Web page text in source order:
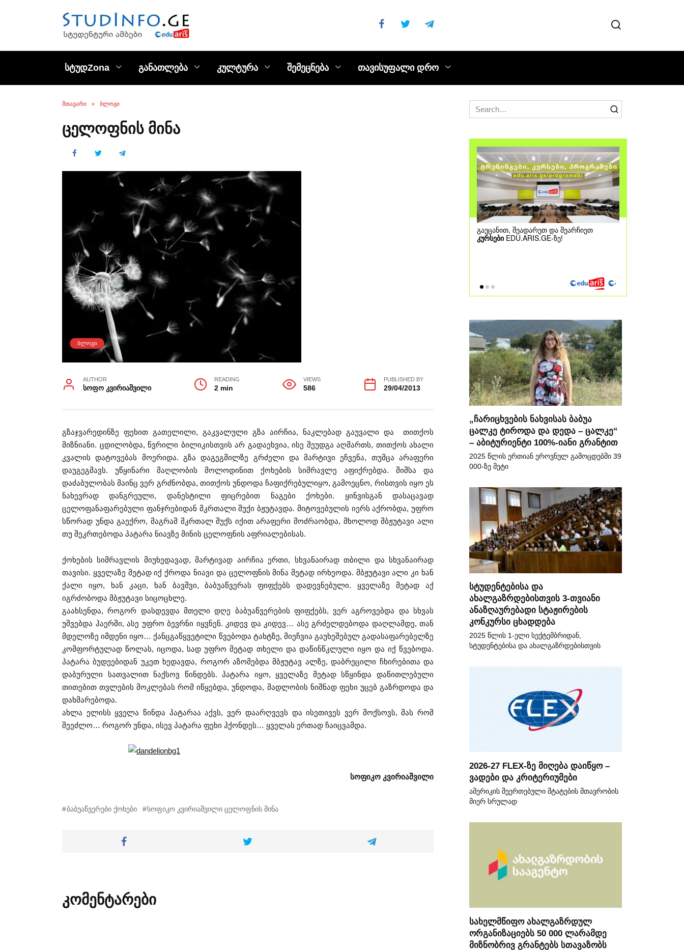
სტუდZona განათლება კულტურა შემეცნება თავისუფალი დრო
ᲛᲗᲐᲕᲐᲠᲘ » ᲑᲚᲝᲒᲘ
ცელოფნის მინა
ᲑᲚᲝᲒᲘ
AUTHOR
სოფო კვირიაშვილი
READING
2 min
VIEWS
586
PUBLISHED BY
29/04/2013
გზაჯვარედინზე ფეხით გათელილი, გაკვალული გზა აირჩია, ნაკლებად გაუვალი და თითქოს
მიზნიანი. ცდილობდა, წვრილი ბილიკისთვის არ გადაეხვია, ისე შეუდგა აღმართს, თითქოს ახალი
კვალის დატოვებას მოერიდა. გზა დაგეგმილზე გრძელი და მარტივი ეჩვენა, თუმცა არაფერი
დაუგეგმავს. უწყინარი მაღლობის მოლოდინით ქოხების სიმრავლე აფიქრებდა. შიშსა და
დაძაბულობას მაინც ვერ გრძნობდა, თითქოს უნდოდა ჩაფიქრებულიყო, გამოეცნო, რისთვის იყო ეს
ნახევრად დანგრეული, დანესტილი ფიცრებით ნაგები ქოხები. ყინვისგან დასაცავად
ცელოფანაფარებული ფანჯრებიდან მკრთალი შუქი ბჟუტავდა. მიტოვებულის იერს აქრობდა, უფრო
სწორად უნდა გაექრო, მაგრამ მკრთალ შუქს იქით არაფერი მოძრაობდა, მხოლოდ მბჟუტავი ალი
თუ შეკრთებოდა პატარა ნიავზე მინის ცელოფნის აფრიალებისას.
ქოხების სიმრავლის მიუხედავად, მარტივად აირჩია ერთი, სხვანაირად თბილი და სხვანაირად
თავისი. ყველაზე მეტად იქ ქროდა ნიავი და ცელოფნის მინა მეტად ირხეოდა. მბჟუტავი ალი კი ხან
ქალი იყო, ხან კაცი, ხან ბავშვი, ბაბუაწვერას ფიფქებს დადევნებული. ყველაზე მეტად აქ
იგრძობოდა მბჟუტავი სიცოცხლე.
გაახსენდა, როგორ დასდევდა მთელი დღე ბაბუაწვერების ფიფქებს, ვერ აგროვებდა და სხვას
უშვებდა ჰაერში, ასე უფრო ბევრნი იყვნენ. კიდევ და კიდევ… ასე გრძელდებოდა დაღლამდე, თან
მდელოზე იმდენი იყო… ქანცგაწყვეტილი წვებოდა ტახტზე, მიეჩვია გაუხეშებულ გადასაფარებელზე
კომფორტულად წოლას, იცოდა, სად უფრო მეტად თხელი და დაწინწკლული იყო და იქ წვებოდა.
პატარა ბუდეებიდან უკეთ ხედავდა, როგორ აზომებდა მბჟუტავ ალზე, დაბრეცილი ჩხირებითა და
დაბურული სათვალით ნაქსოვ წინდებს. პატარა იყო, ყველაზე მეტად სწყინდა დაწითლებული
თითებით თვლების მოკლებას რომ იწყებდა, უნდოდა, მადლობის ნიშნად ფეხი უცებ გაზრდოდა და
დახმარებოდა.
ახლა ელისს ყველა წინდა პატარაა აქვს, ვერ დაარღვევს და ისეთივეს ვერ მოქსოვს, მას რომ
შეეძლო… როგორ უნდა, ისევ პატარა ფეხი ჰქონდეს… ყველას ერთად ჩაიცვამდა.
სოფიკო კვირიაშვილი
ბაბუაწვერები ქოხები სოფიკო კვირიაშვილი ცელოფნის მინა
კომენტარები
Search
for:
„ჩარიცხვების ნახვისას ბაბუა
ცალკე ტიროდა და დედა – ცალკე“
– აბიტურიენტი 100%-იანი გრანტით
2025 წლის ერთიან ეროვნულ გამოცდებში 39
000-ზე მეტი
სტუდენტებისა და
ახალგაზრდებისთვის 3-თვიანი
ანაზღაურებადი სტაჟირების
კონკურსი ცხადდება
2025 წლის 1-ელი სექტემბრიდან,
სტუდენტებისა და ახალგაზრდებისთვის
2026-27 FLEX-ზე მიღება დაიწყო –
ვადები და კრიტერიუმები
ამერიკის შეერთებული შტატების მთავრობის
მიერ სრულად
სახელმწიფო ახალგაზრდულ
ორგანიზაციებს 50 000 ლარამდე
მიზნობრივ გრანტებს სთავაზობს